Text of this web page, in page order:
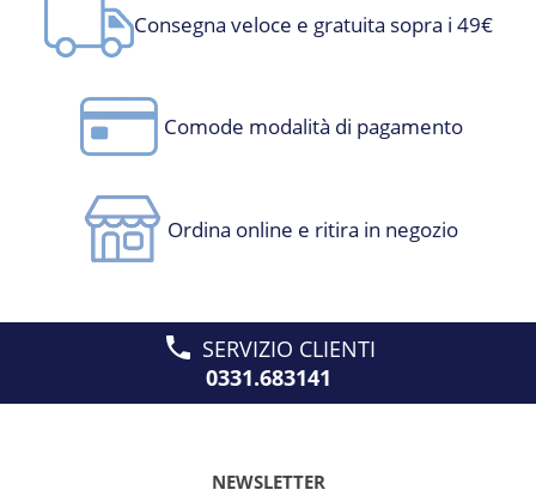
Consegna veloce e gratuita sopra i 49€
Comode modalità di pagamento
Ordina online e ritira in negozio
SERVIZIO CLIENTI
0331.683141
NEWSLETTER